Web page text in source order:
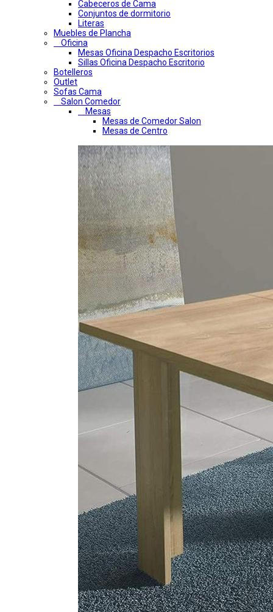
Cabeceros de Cama
Conjuntos de dormitorio
Literas
Muebles de Plancha
Oficina
Mesas Oficina Despacho Escritorios
Sillas Oficina Despacho Escritorio
Botelleros
Outlet
Sofas Cama
Salon Comedor
Mesas
Mesas de Comedor Salon
Mesas de Centro